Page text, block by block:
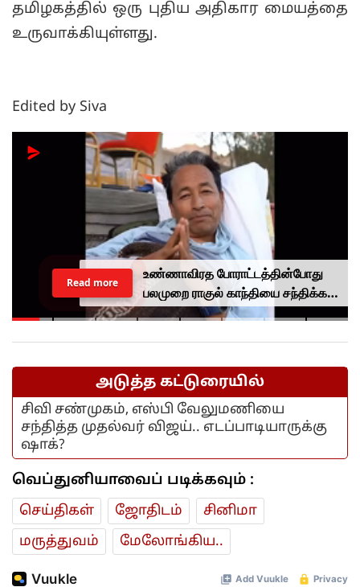
தமிழகத்தில் ஒரு புதிய அதிகார மையத்தை
உருவாக்கியுள்ளது.
Edited by Siva
உண்ணாவிரத போராட்டத்தின்போது
பலமுறை ராகுல் காந்தியை சந்திக்க
முயன்றாரா சோனம் வாங்சுக்
Read more
அடுத்த கட்டுரையில்
சிவி சண்முகம், எஸ்பி வேலுமணியை
சந்தித்த முதல்வர் விஜய்.. எடப்பாடியாருக்கு
ஷாக்?
வெப்துனியாவைப் படிக்கவும் :
செய்திகள் ஜோ‌திட‌ம்
சினிமா
மரு‌த்துவ‌ம்
மேலோங்கிய..